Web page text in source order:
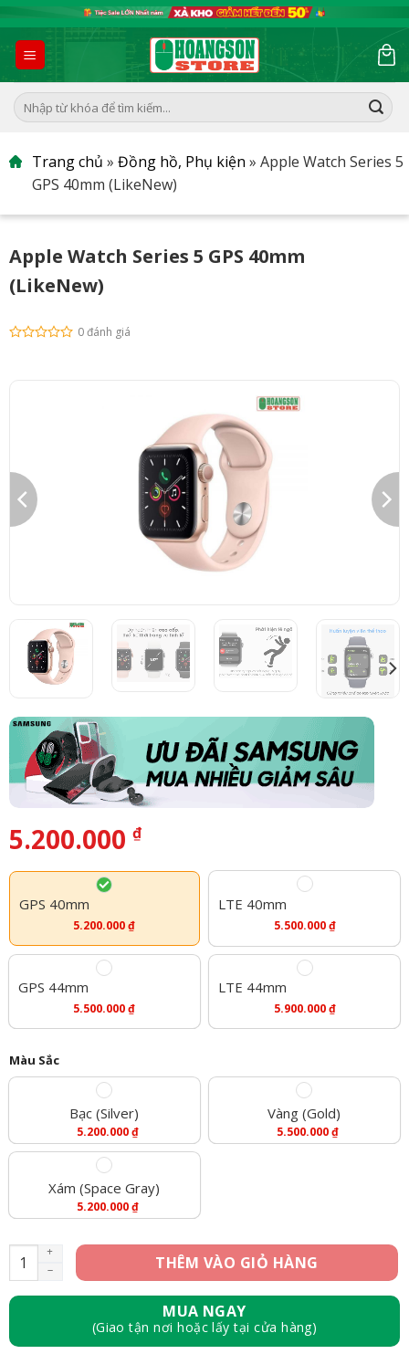
to
content
Tìm
kiếm:
Trang chủ » Đồng hồ, Phụ kiện » Apple Watch Series 5
GPS 40mm (LikeNew)
Apple Watch Series 5 GPS 40mm
(LikeNew)
0 đánh giá
5.200.000 ₫
GPS 40mm
5.200.000₫
LTE 40mm
5.500.000₫
GPS 44mm
5.500.000₫
LTE 44mm
5.900.000₫
Màu Sắc
Bạc (Silver)
5.200.000₫
Vàng (Gold)
5.500.000₫
Xám (Space Gray)
5.200.000₫
Apple Watch Series 5 GPS 40mm (LikeNew) số lượng
THÊM VÀO GIỎ HÀNG
MUA NGAY
(Giao tận nơi hoặc lấy tại cửa hàng)